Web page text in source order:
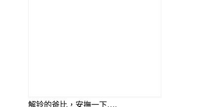
解铃的爸比，安撫一下….